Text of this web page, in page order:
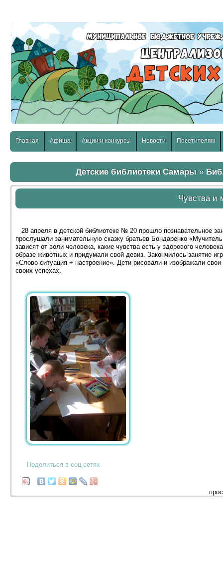
Главная Афиша Акции и конкурсы Новости Посетителям
Детские библиотеки Самары»
Чувства и
28 апреля в детской библиотеке № 20 прошло познавательное
прослушали занимательную сказку братьев Бондаренко
зависят от воли человека, какие чувства есть у здорового
образе животных и придумали свой девиз. Закончилось занятие
«Слово-ситуация + настроение». Дети рисовали и изображали
своих успехах.
Поделиться в соц.сетях